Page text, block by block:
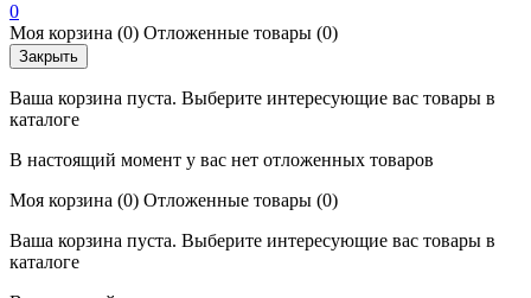
0
Моя корзина (0) Отложенные товары (0)
Закрыть
Ваша корзина пуста. Выберите интересующие вас товары в
каталоге
В настоящий момент у вас нет отложенных товаров
Моя корзина (0) Отложенные товары (0)
Ваша корзина пуста. Выберите интересующие вас товары в
каталоге